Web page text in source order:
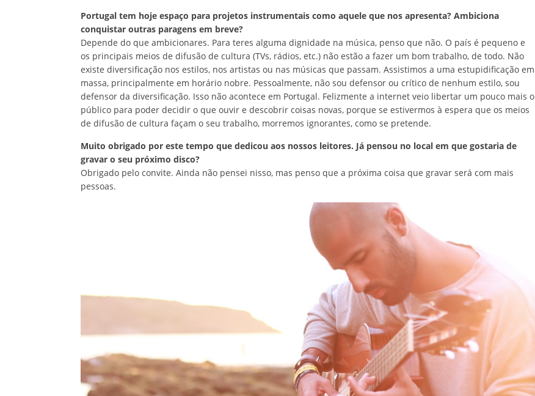
Portugal tem hoje espaço para projetos instrumentais como aquele que nos apresenta? Ambiciona
conquistar outras paragens em breve?
Depende do que ambicionares. Para teres alguma dignidade na música, penso que não. O país é pequeno e
os principais meios de difusão de cultura (TVs, rádios, etc.) não estão a fazer um bom trabalho, de todo. Não
existe diversificação nos estilos, nos artistas ou nas músicas que passam. Assistimos a uma estupidificação em
massa, principalmente em horário nobre. Pessoalmente, não sou defensor ou crítico de nenhum estilo, sou
defensor da diversificação. Isso não acontece em Portugal. Felizmente a internet veio libertar um pouco mais o
público para poder decidir o que ouvir e descobrir coisas novas, porque se estivermos à espera que os meios
de difusão de cultura façam o seu trabalho, morremos ignorantes, como se pretende.
Muito obrigado por este tempo que dedicou aos nossos leitores. Já pensou no local em que gostaria de
gravar o seu próximo disco?
Obrigado pelo convite. Ainda não pensei nisso, mas penso que a próxima coisa que gravar será com mais
pessoas.